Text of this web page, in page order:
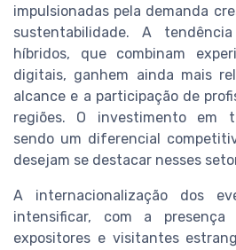
impulsionadas pela demanda
sustentabilidade. A
híbridos, que combinam
digitais, ganhem ainda mais
alcance e a participação de
regiões. O investimento em
sendo um diferencial
desejam se destacar nesses
A internacionalização dos
intensificar, com a
expositores e visitantes